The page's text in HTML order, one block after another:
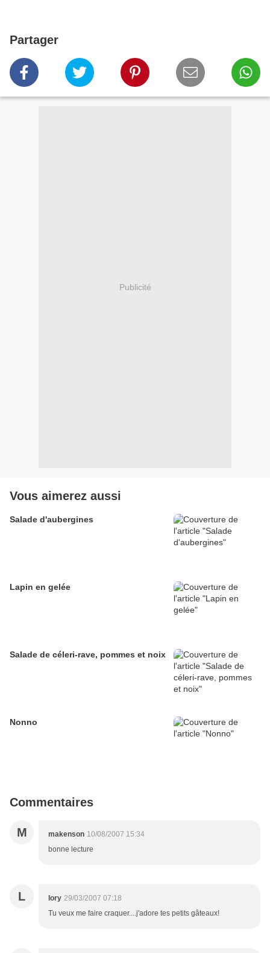
Partager
Publicité
Vous aimerez aussi
Salade d'aubergines
Lapin en gelée
Salade de céleri-rave, pommes et noix
Nonno
Commentaires
M makenson 10/08/2007 15:34
bonne lecture
L lory 29/03/2007 07:18
Tu veux me faire craquer....j'adore tes petits gâteaux!